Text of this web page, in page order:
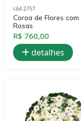
cód 2757
Coroa de Flores com
Rosas
R$ 760,00
detalhes